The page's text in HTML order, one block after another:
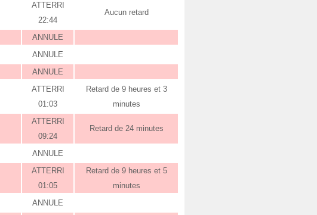
ATTERRI
22:44
Aucun retard
ANNULE
ANNULE
ANNULE
ATTERRI
01:03
Retard de 9 heures et 3
minutes
ATTERRI
09:24
Retard de 24 minutes
ANNULE
ATTERRI
01:05
Retard de 9 heures et 5
minutes
ANNULE